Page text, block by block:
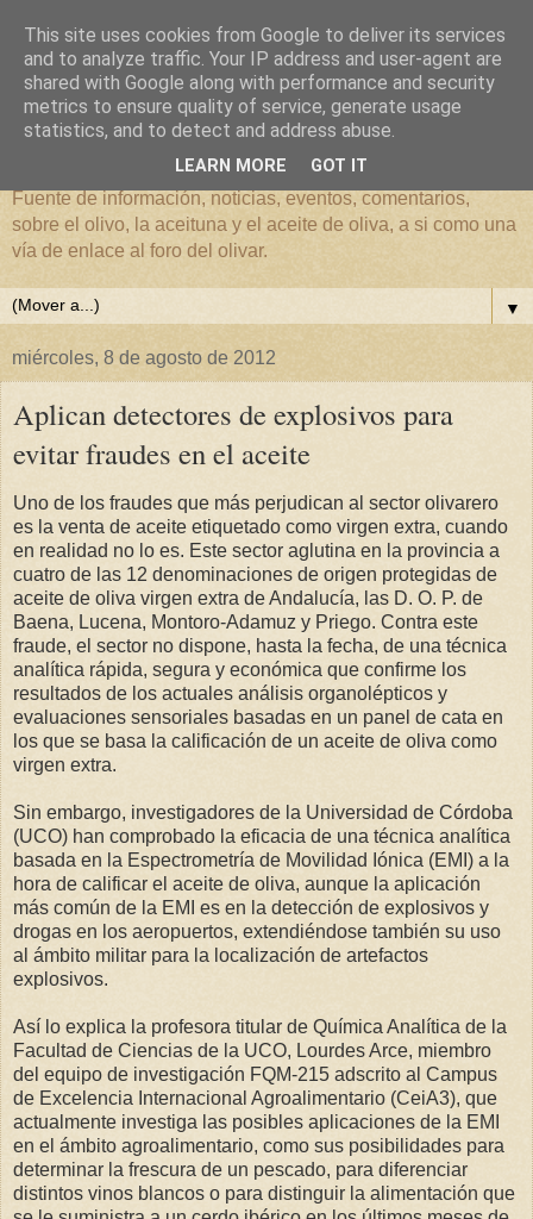
El mundo del Olivar
Fuente de información, noticias, eventos, comentarios,
sobre el olivo, la aceituna y el aceite de oliva, a si como una
vía de enlace al foro del olivar.
▼
miércoles, 8 de agosto de 2012
Aplican detectores de explosivos para
evitar fraudes en el aceite
Uno de los fraudes que más perjudican al sector olivarero
es la venta de aceite etiquetado como virgen extra, cuando
en realidad no lo es. Este sector aglutina en la provincia a
cuatro de las 12 denominaciones de origen protegidas de
aceite de oliva virgen extra de Andalucía, las D. O. P. de
Baena, Lucena, Montoro-Adamuz y Priego. Contra este
fraude, el sector no dispone, hasta la fecha, de una técnica
analítica rápida, segura y económica que confirme los
resultados de los actuales análisis organolépticos y
evaluaciones sensoriales basadas en un panel de cata en
los que se basa la calificación de un aceite de oliva como
virgen extra.
Sin embargo, investigadores de la Universidad de Córdoba
(UCO) han comprobado la eficacia de una técnica analítica
basada en la Espectrometría de Movilidad Iónica (EMI) a la
hora de calificar el aceite de oliva, aunque la aplicación
más común de la EMI es en la detección de explosivos y
drogas en los aeropuertos, extendiéndose también su uso
al ámbito militar para la localización de artefactos
explosivos.
Así lo explica la profesora titular de Química Analítica de la
Facultad de Ciencias de la UCO, Lourdes Arce, miembro
del equipo de investigación FQM-215 adscrito al Campus
de Excelencia Internacional Agroalimentario (CeiA3), que
actualmente investiga las posibles aplicaciones de la EMI
en el ámbito agroalimentario, como sus posibilidades para
determinar la frescura de un pescado, para diferenciar
distintos vinos blancos o para distinguir la alimentación que
This site uses cookies from Google to deliver its services
and to analyze traffic. Your IP address and user-agent are
shared with Google along with performance and security
metrics to ensure quality of service, generate usage
statistics, and to detect and address abuse.
LEARN MORE GOT IT